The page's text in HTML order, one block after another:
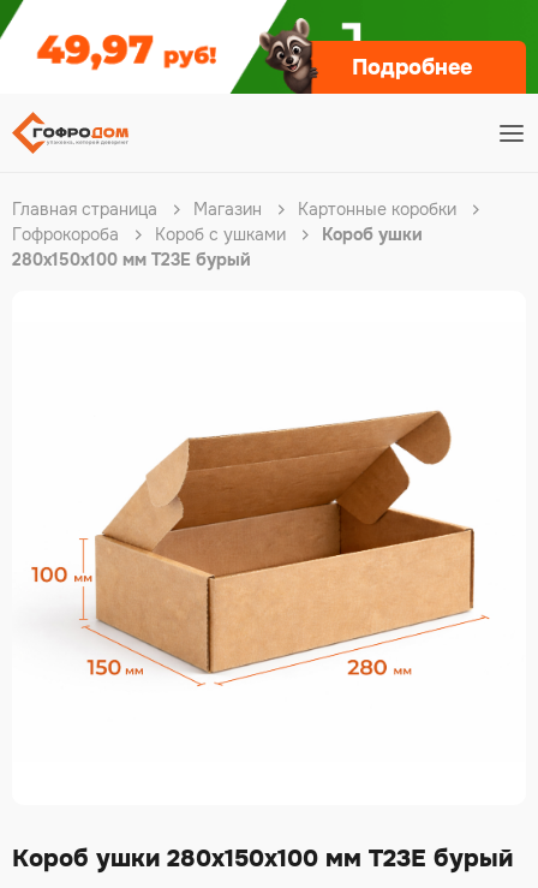
Подробнее
Главная страница Магазин
Картонные коробки
Гофрокороба
Короб с ушками
Короб ушки
280х150х100 мм Т23Е бурый
Короб ушки 280х150х100 мм Т23Е бурый